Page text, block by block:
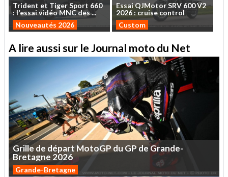
Trident et TigerSport 660
: l'essaividéoMNCdes...
Nouveautés 2026
EssaiQJMotorSRV 600V2
2026 : cruise control
Custom
A lire aussi sur le Journal moto du Net
Grille de départ MotoGP duGPdeGrande-
Bretagne 2026
Grande-Bretagne